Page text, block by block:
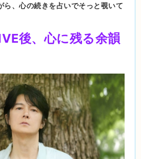
ら、心の続きを占いでそっと覗いて
後、心に残る余韻